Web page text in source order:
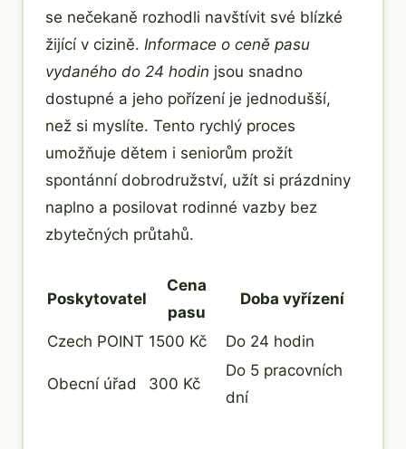
se nečekaně rozhodli navštívit své blízké
žijící v cizině. Informace o ceně pasu
vydaného do 24 hodin jsou snadno
dostupné a jeho pořízení je jednodušší,
než si myslíte. Tento rychlý proces
umožňuje dětem i seniorům prožít
spontánní dobrodružství, užít si prázdniny
naplno a posilovat rodinné vazby bez
zbytečných průtahů.
Poskytovatel
Cena
pasu
Doba vyřízení
Czech POINT 1500 Kč Do 24 hodin
Obecní úřad 300 Kč
Do 5 pracovních
dní